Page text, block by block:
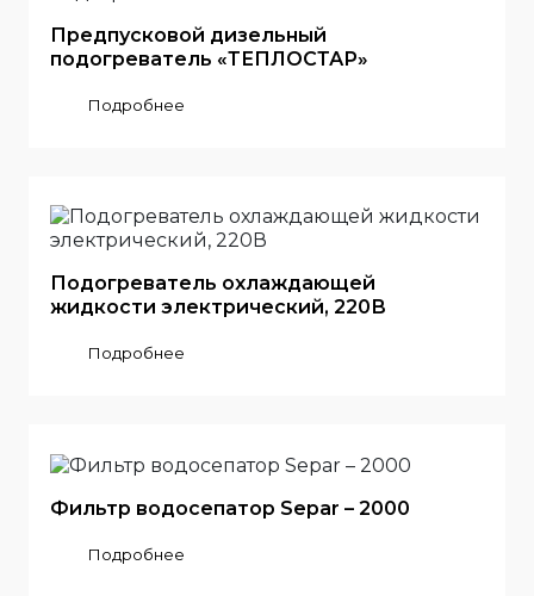
Предпусковой дизельный
подогреватель «ТЕПЛОСТАР»
Подробнее
Подогреватель охлаждающей
жидкости электрический, 220В
Подробнее
Фильтр водосепатор Separ – 2000
Подробнее